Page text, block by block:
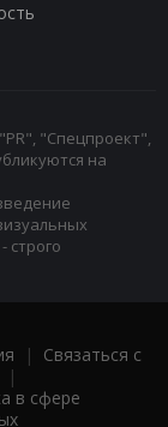
"Спецпроект",
на
строго
| Связаться с
|
в сфере